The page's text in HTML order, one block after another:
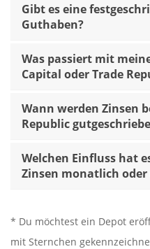
Gibt es eine
Guthaben?
Was passiert mit
Capital oder Trade
Wann werden Zinsen
Republic
Welchen Einfluss hat
Zinsen monatlich
* Du möchtest ein Depot
mit Sternchen